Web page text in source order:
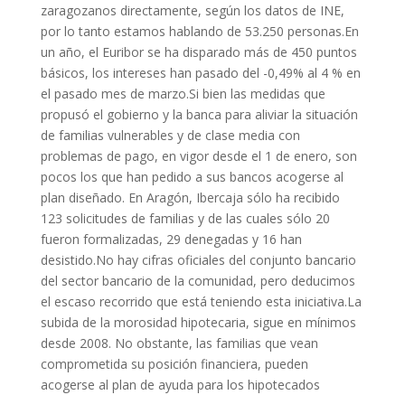
zaragozanos directamente, según los datos de INE,
por lo tanto estamos hablando de 53.250 personas.En
un año, el Euribor se ha disparado más de 450 puntos
básicos, los intereses han pasado del -0,49% al 4 % en
el pasado mes de marzo.Si bien las medidas que
propusó el gobierno y la banca para aliviar la situación
de familias vulnerables y de clase media con
problemas de pago, en vigor desde el 1 de enero, son
pocos los que han pedido a sus bancos acogerse al
plan diseñado. En Aragón, Ibercaja sólo ha recibido
123 solicitudes de familias y de las cuales sólo 20
fueron formalizadas, 29 denegadas y 16 han
desistido.No hay cifras oficiales del conjunto bancario
del sector bancario de la comunidad, pero deducimos
el escaso recorrido que está teniendo esta iniciativa.La
subida de la morosidad hipotecaria, sigue en mínimos
desde 2008. No obstante, las familias que vean
comprometida su posición financiera, pueden
acogerse al plan de ayuda para los hipotecados